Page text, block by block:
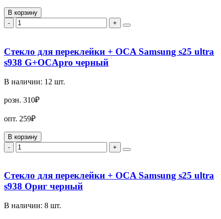
В корзину
-
+
Стекло для переклейки + OCA Samsung s25 ultra
s938 G+OCApro черный
В наличии: 12 шт.
розн. 310₽
опт. 259₽
В корзину
-
+
Стекло для переклейки + OCA Samsung s25 ultra
s938 Ориг черный
В наличии: 8 шт.